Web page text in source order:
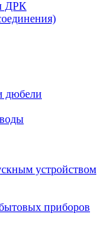
ДРК
дюбели
устройством
приборов